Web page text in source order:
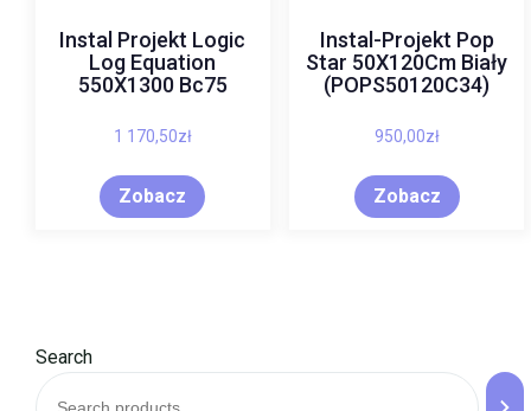
Instal Projekt Logic
Log Equation
550X1300 Bc75
1 170,50zł
Zobacz
Instal-Projekt Pop
Star 50X120Cm Biały
(POPS50120C34)
950,00zł
Zobacz
Search